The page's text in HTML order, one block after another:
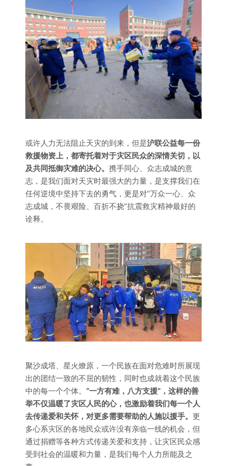
或许人力无法阻止天灾的到来，但是沪联公益每一份
救援物资上，都寄托着对于灾区民众的深情关切，以
及共同抵御灾难的决心。 携手同心、众志成城的意
志，是我们面对天灾时最强大的力量，是支撑我们在
任何逆境中坚持下去的勇气，更是对“万众一心、众
志成城，不畏艰险、百折不挠”抗震救灾精神最好的
诠释。
聚沙成塔、星火燎原，一个民族在面对危难时所展现
出的团结一致的不屈的韧性，同时也成就着这个民族
中的每一个个体。 “一方有难，八方支援” ，这样的善
举不仅温暖了灾区人民的心，也激励着我们每一个人
去传递爱和关怀，对更多需要帮助的人施以援手。 更
多心系灾区的各地民众或许没有亲临一线的机会，但
通过捐赠等各种方式传递关爱和支持，让灾区民众感
受到社会的温暖和力量，是我们每个人力所能及之